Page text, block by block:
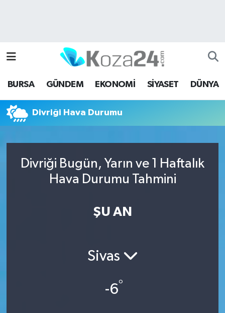
BURSA GÜNDEM EKONOMİ SİYASET DÜNYA
Divriği Hava Durumu
Divriği Bugün, Yarın ve 1 Haftalık
Hava Durumu Tahmini
ŞU AN
Sivas
-6°
Bursa Hava Durumu
Bursa Namaz Vakitleri
Bursa Trafik Yoğunluk Haritası
Tüm Manşetler